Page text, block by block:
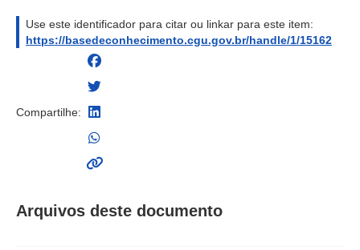
Use este identificador para citar ou linkar para este item:
https://basedeconhecimento.cgu.gov.br/handle/1/15162
Compartilhe:
Arquivos deste documento